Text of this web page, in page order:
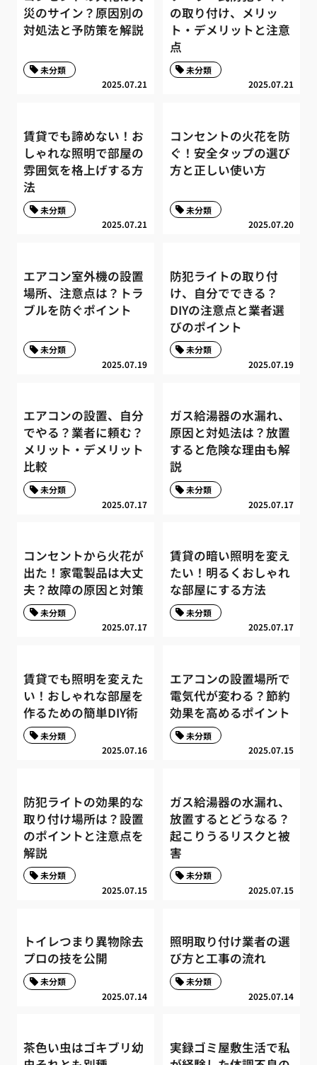
災のサイン？原因別の
対処法と予防策を解説
2025.07.21
未分類
の取り付け、メリッ
ト・デメリットと注意
点
2025.07.21
未分類
賃貸でも諦めない！お
しゃれな照明で部屋の
雰囲気を格上げする方
法
2025.07.21
未分類
コンセントの火花を防
ぐ！安全タップの選び
方と正しい使い方
2025.07.20
未分類
エアコン室外機の設置
場所、注意点は？トラ
ブルを防ぐポイント
2025.07.19
未分類
防犯ライトの取り付
け、自分でできる？
DIYの注意点と業者選
びのポイント
2025.07.19
未分類
エアコンの設置、自分
でやる？業者に頼む？
メリット・デメリット
比較
2025.07.17
未分類
ガス給湯器の水漏れ、
原因と対処法は？放置
すると危険な理由も解
説
2025.07.17
未分類
コンセントから火花が
出た！家電製品は大丈
夫？故障の原因と対策
2025.07.17
未分類
賃貸の暗い照明を変え
たい！明るくおしゃれ
な部屋にする方法
2025.07.17
未分類
賃貸でも照明を変えた
い！おしゃれな部屋を
作るための簡単DIY術
2025.07.16
未分類
エアコンの設置場所で
電気代が変わる？節約
効果を高めるポイント
2025.07.15
未分類
防犯ライトの効果的な
取り付け場所は？設置
のポイントと注意点を
解説
2025.07.15
未分類
ガス給湯器の水漏れ、
放置するとどうなる？
起こりうるリスクと被
害
2025.07.15
未分類
トイレつまり異物除去
プロの技を公開
2025.07.14
未分類
照明取り付け業者の選
び方と工事の流れ
2025.07.14
未分類
茶色い虫はゴキブリ幼
実録ゴミ屋敷生活で私